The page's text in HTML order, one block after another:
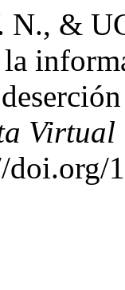
N., &
la